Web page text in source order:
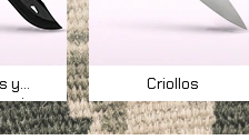
y
Criollos